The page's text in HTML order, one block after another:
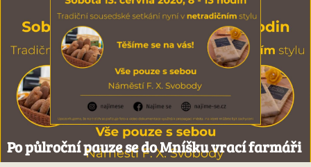
Po půlroční pauze se do Mníšku vrací farmáři